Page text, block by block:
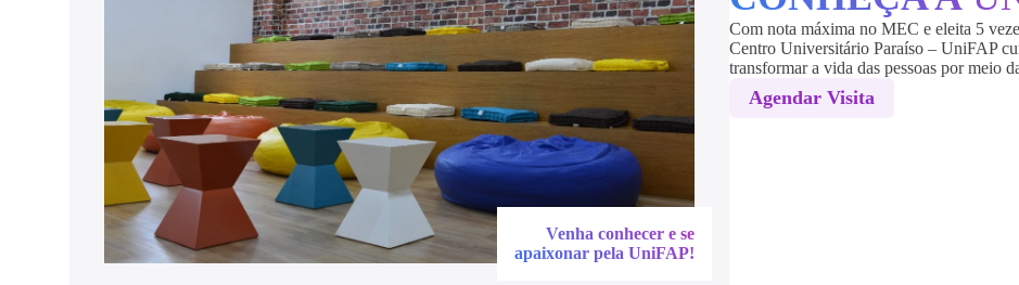
Venha conhecer e se
apaixonar pela UniFAP!
Com nota máxima no MEC e eleita 5
Centro Universitário Paraíso – UniFAP
transformar a vida das pessoas por meio
Agendar Visita